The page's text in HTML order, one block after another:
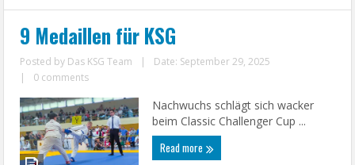
9 Medaillen für KSG
Posted by Das KSG Team |
Date: September 29, 2025
|
0 comments
Nachwuchs schlägt sich wacker
beim Classic Challenger Cup ...
Read more